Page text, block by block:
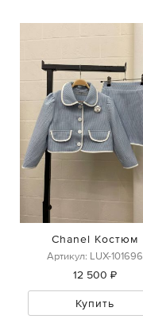
Chanel Костюм
Артикул: LUX-101696
12 500 ₽
Купить